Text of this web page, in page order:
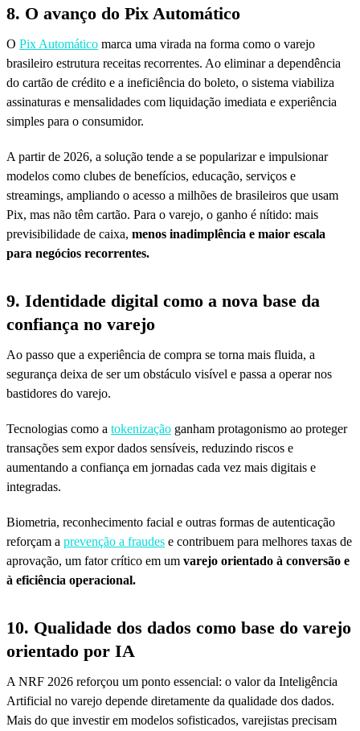
8. O avanço do Pix Automático
O Pix Automático marca uma virada na forma como o varejo
brasileiro estrutura receitas recorrentes. Ao eliminar a dependência
do cartão de crédito e a ineficiência do boleto, o sistema viabiliza
assinaturas e mensalidades com liquidação imediata e experiência
simples para o consumidor.
A partir de 2026, a solução tende a se popularizar e impulsionar
modelos como clubes de benefícios, educação, serviços e
streamings, ampliando o acesso a milhões de brasileiros que usam
Pix, mas não têm cartão. Para o varejo, o ganho é nítido: mais
previsibilidade de caixa, menos inadimplência e maior escala
para negócios recorrentes.
9. Identidade digital como a nova base da
confiança no varejo
Ao passo que a experiência de compra se torna mais fluida, a
segurança deixa de ser um obstáculo visível e passa a operar nos
bastidores do varejo.
Tecnologias como a tokenização ganham protagonismo ao proteger
transações sem expor dados sensíveis, reduzindo riscos e
aumentando a confiança em jornadas cada vez mais digitais e
integradas.
Biometria, reconhecimento facial e outras formas de autenticação
reforçam a prevenção a fraudes e contribuem para melhores taxas de
aprovação, um fator crítico em um varejo orientado à conversão e
à eficiência operacional.
10. Qualidade dos dados como base do varejo
orientado por IA
A NRF 2026 reforçou um ponto essencial: o valor da Inteligência
Artificial no varejo depende diretamente da qualidade dos dados.
Mais do que investir em modelos sofisticados, varejistas precisam